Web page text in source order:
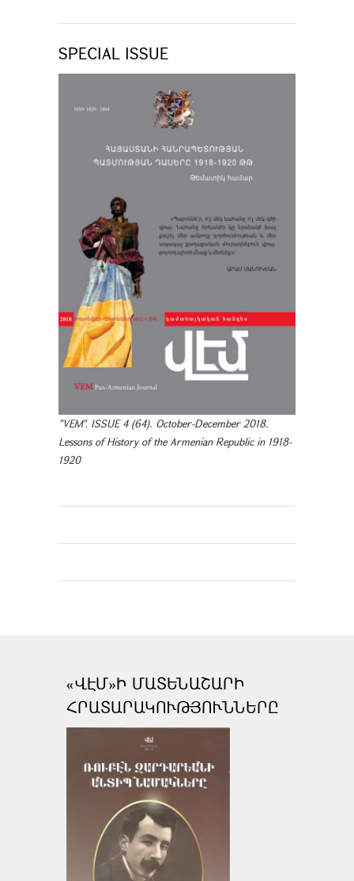
SPECIAL ISSUE
"VEM". ISSUE 4 (64). October-December 2018.
Lessons of History of the Armenian Republic in 1918-
1920
«ՎԷՄ»Ի ՄԱՏԵՆԱՇԱՐԻ
ՀՐԱՏԱՐԱԿՈՒԹՅՈՒՆՆԵՐԸ